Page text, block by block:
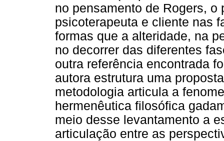
no pensamento de Rogers,
psicoterapeuta e cliente nas
formas que a alteridade, na
no decorrer das diferentes
outra referência encontrada
autora estrutura uma
metodologia articula a
hermenêutica filosófica
meio desse levantamento a
articulação entre as